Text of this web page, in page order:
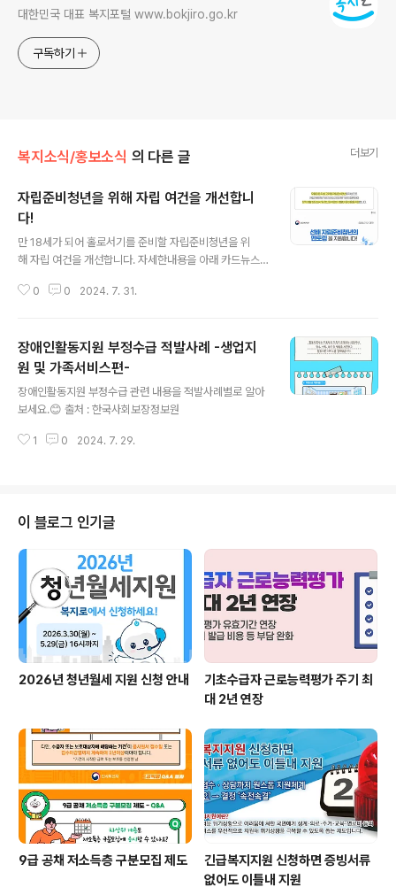
대한민국 대표 복지포털 www.bokjiro.go.kr
구독하기
복지소식/홍보소식 의 다른 글 더보기
자립준비청년을 위해 자립 여건을 개선합니
다!
만 18세가 되어 홀로서기를 준비할 자립준비청년을 위
해 자립 여건을 개선합니다. 자세한내용을 아래 카드뉴스
0 0 2024. 7. 31.
장애인활동지원 부정수급 적발사례 -생업지
원 및 가족서비스편-
장애인활동지원 부정수급 관련 내용을 적발사례별로 알아
보세요.😊 출처 : 한국사회보장정보원
1 0 2024. 7. 29.
이 블로그 인기글
2026년 청년월세 지원 신청 안내
기초수급자 근로능력평가 주기 최
대 2년 연장
9급 공채 저소득층 구분모집 제도
긴급복지지원 신청하면 증빙서류
없어도 이틀내 지원